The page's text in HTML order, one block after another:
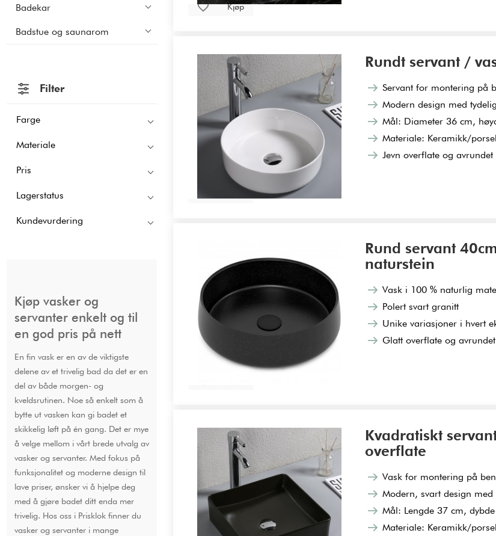
Badekar
Badstue og saunarom
Filter
Farge
Materiale
Pris
Lagerstatus
Kundevurdering
Kjøp vasker og
servanter enkelt og til
en god pris på nett
En fin vask er en av de viktigste
delene av et trivelig bad da det er en
del av både morgen- og
kveldsrutinen. Noe så enkelt som å
bytte ut vasken kan gi badet et
skikkelig løft på én gang. Det er mye
å velge mellom i vårt brede utvalg av
vasker og servanter. Med fokus på
funksjonalitet og moderne design til
lave priser, ønsker vi å hjelpe deg
med å gjøre badet ditt enda mer
trivelig. Hos oss i Prisklok finner du
vasker og servanter i mange
Kjøp
Rundt servant /
Servant for montering på
Modern design med
Mål: Diameter 36 cm,
Materiale: Keramikk/
Jevn overflate og
Rund servant
naturstein
Vask i 100 % naturlig
Polert svart granitt
Unike variasjoner i hvert
Glatt overflate og
Kvadratiskt
overflate
Vask for montering på
Modern, svart design
Mål: Lengde 37 cm,
Materiale: Keramikk/